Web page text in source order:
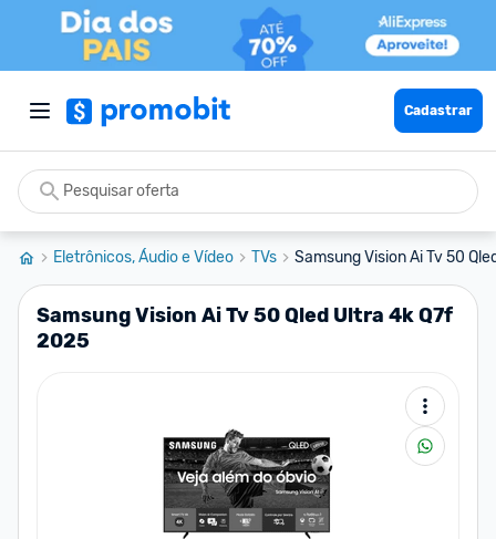
Cadastrar
Eletrônicos, Áudio e Vídeo TVs Samsung Vision Ai Tv 50
Samsung Vision Ai Tv 50 Qled Ultra 4k Q7f
2025